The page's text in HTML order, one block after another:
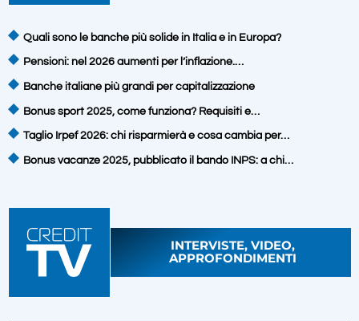
Quali sono le banche più solide in Italia e in Europa?
Pensioni: nel 2026 aumenti per l’inflazione.…
Banche italiane più grandi per capitalizzazione
Bonus sport 2025, come funziona? Requisiti e…
Taglio Irpef 2026: chi risparmierà e cosa cambia per…
Bonus vacanze 2025, pubblicato il bando INPS: a chi…
INTERVISTE, VIDEO,
APPROFONDIMENTI